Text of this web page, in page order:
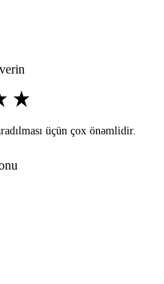
üçün çox önəmlidir.